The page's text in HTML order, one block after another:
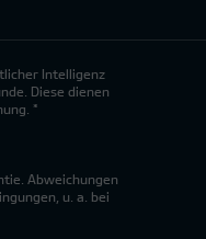
Intelligenz
Diese dienen
*
Abweichungen
u. a. bei